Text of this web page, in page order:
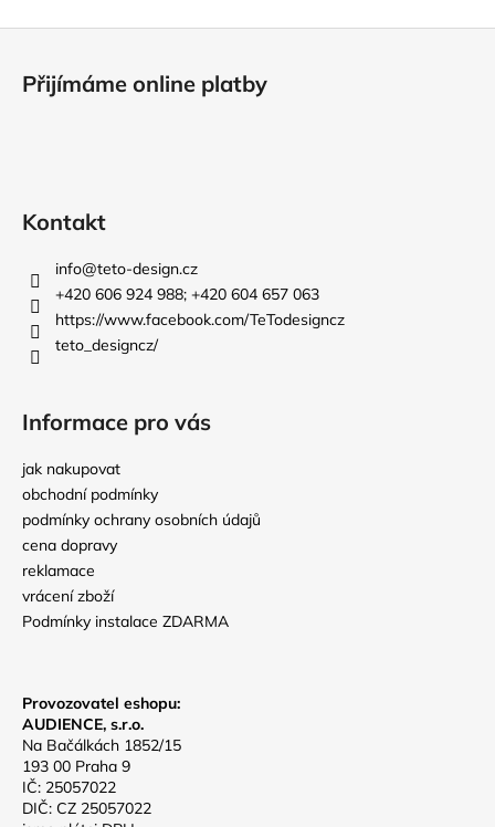
Přijímáme online platby
Kontakt
info@teto-design.cz
+420 606 924 988; +420 604 657 063
https://www.facebook.com/TeTodesigncz
teto_designcz/
Informace pro vás
jak nakupovat
obchodní podmínky
podmínky ochrany osobních údajů
cena dopravy
reklamace
vrácení zboží
Podmínky instalace ZDARMA
Provozovatel eshopu:
AUDIENCE, s.r.o.
Na Bačálkách 1852/15
193 00 Praha 9
IČ: 25057022
DIČ: CZ 25057022